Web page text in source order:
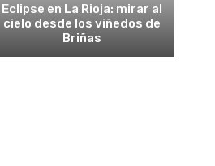
Eclipse en La Rioja: mirar al
cielo desde los viñedos de
Briñas